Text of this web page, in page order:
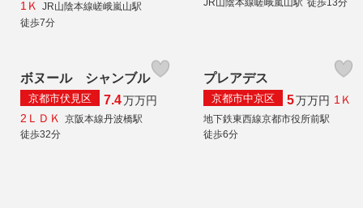
1Ｋ JR山陰本線嵯峨嵐山駅
徒歩7分
ボヌール シャンブル
京都市伏見区 7.4万万円
2ＬＤＫ
京阪本線丹波橋駅
徒歩32分
プレアデス
京都市中京区 5万万円 1Ｋ
地下鉄東西線京都市役所前駅
徒歩6分